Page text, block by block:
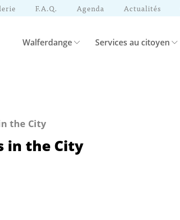
F.A.Q. Agenda Actualités
Walferdange Services au citoyen
the City
in the City